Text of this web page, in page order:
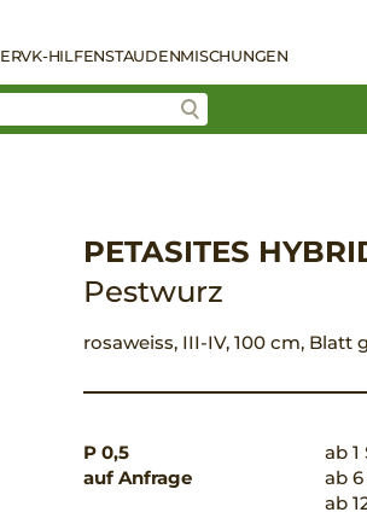
VK-HILFENSTAUDENMISCHUNGEN
PETASITES
Pestwurz
rosaweiss, III-IV, 100 cm,
P 0,5
auf Anfrage
ab 1
ab 6
ab